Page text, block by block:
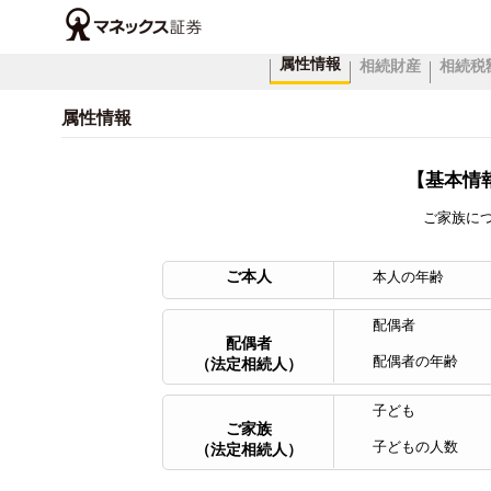
属性情報 相続財産 相続税
属性情報
【基本
ご家族に
ご本人 本人の年齢
配偶者
（法定相続人）
配偶者
配偶者の年齢
ご家族
（法定相続人）
子ども
子どもの人数